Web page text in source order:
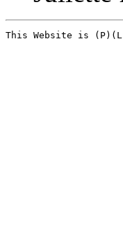
This Website is